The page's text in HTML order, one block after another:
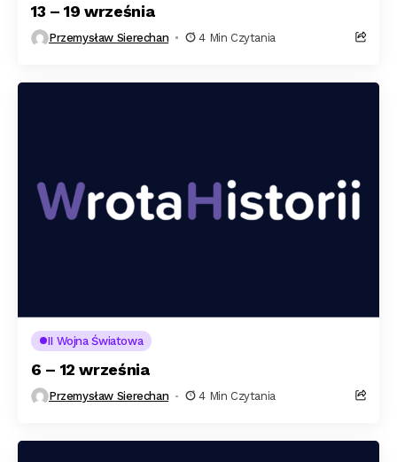
13 – 19 września
Przemysław Sierechan 4 Min Czytania
II Wojna Światowa
6 – 12 września
Przemysław Sierechan 4 Min Czytania